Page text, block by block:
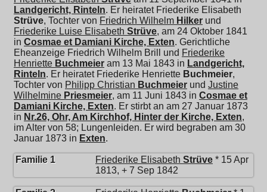
Landgericht, Rinteln. Er heiratet Friederike Elisabeth
Strüve, Tochter von Friedrich Wilhelm Hilker und
Friederike Luise Elisabeth Strüve, am 24 Oktober 1841
in Cosmae et Damiani Kirche, Exten. Gerichtliche
Eheanzeige Friedrich Wilhelm Brill und Friederike
Henriette Buchmeier am 13 Mai 1843 in Landgericht,
Rinteln. Er heiratet Friederike Henriette Buchmeier,
Tochter von Philipp Christian Buchmeier und Justine
Wilhelmine Priesmeier, am 11 Juni 1843 in Cosmae et
Damiani Kirche, Exten. Er stirbt an am 27 Januar 1873
in Nr.26, Ohr, Am Kirchhof, Hinter der Kirche, Exten,
im Alter von 58; Lungenleiden. Er wird begraben am 30
Januar 1873 in Exten.
Familie 1 Friederike Elisabeth Strüve * 15 Apr
1813, + 7 Sep 1842